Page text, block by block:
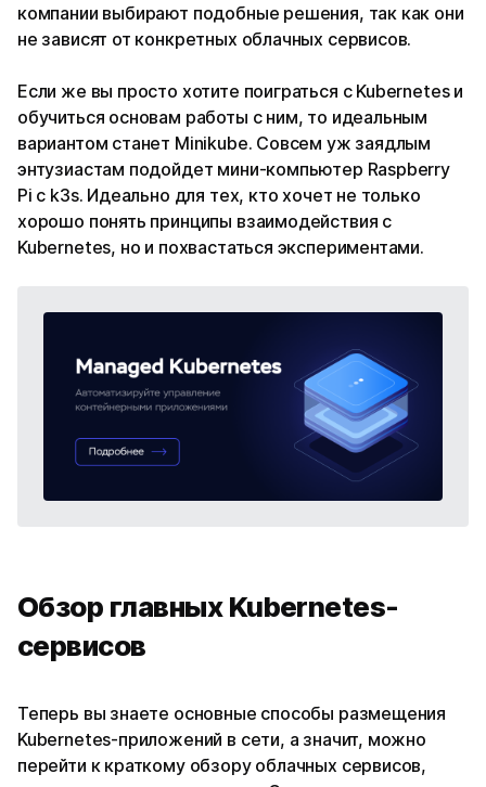
компании выбирают подобные решения, так как они
не зависят от конкретных облачных сервисов.
Если же вы просто хотите поиграться с Kubernetes и
обучиться основам работы с ним, то идеальным
вариантом станет Minikube. Совсем уж заядлым
энтузиастам подойдет мини-компьютер Raspberry
Pi с k3s. Идеально для тех, кто хочет не только
хорошо понять принципы взаимодействия с
Kubernetes, но и похвастаться экспериментами.
Обзор главных Kubernetes-
сервисов
Теперь вы знаете основные способы размещения
Kubernetes-приложений в сети, а значит, можно
перейти к краткому обзору облачных сервисов,